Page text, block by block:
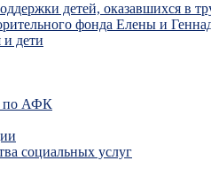
детей, оказавшихся в
фонда Елены и
дети
по АФК
социальных услуг